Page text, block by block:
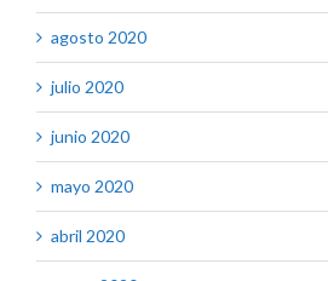
agosto 2020
julio 2020
junio 2020
mayo 2020
abril 2020